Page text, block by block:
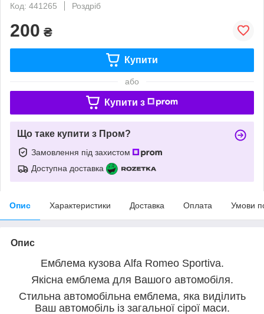
Код: 441265
Роздріб
200 ₴
Купити
або
Купити з
Що таке купити з Пром?
Замовлення під захистом
Доступна доставка
Опис Характеристики Доставка Оплата Умови
Опис
Емблема кузова Alfa Romeo Sportiva.
Якісна емблема для Вашого автомобіля.
Стильна автомобільна емблема, яка виділить
Ваш автомобіль із загальної сірої маси.